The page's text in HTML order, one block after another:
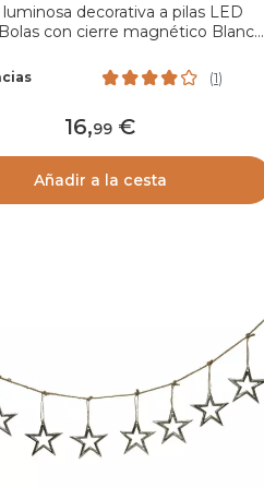
luminosa decorativa a pilas LED
con cierre magnético Blanco
(1)
16,99
Añadir a la cesta